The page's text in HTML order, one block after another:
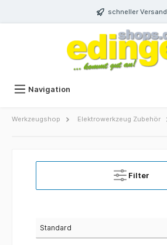
schneller Versand
Navigation
Werkzeugshop Elektrowerkzeug Zubehör
Filter